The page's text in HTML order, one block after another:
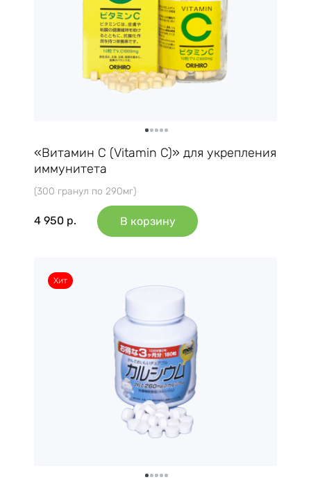
«Витамин C (Vitamin C)» для укрепления
иммунитета
(300 гранул по 290мг)
4 950 р. В корзину
Хит